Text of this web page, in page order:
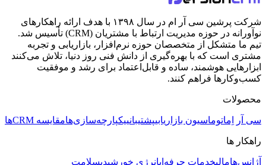
شرکت پرشین سی آر ام در سال ۱۳۹۸ با هدف ارائه راهکارهای
نوآورانه در حوزه مدیریت ارتباط با مشتریان (CRM) تأسیس شد.
تیم ما متشکل از متخصصان حوزه نرم‌افزار، بازاریابی و تجربه
مشتری است که با بهره‌گیری از دانش فنی روز دنیا، تلاش می‌کنند
ابزارهایی هوشمند، ساده و قابل‌اعتماد برای رشد و موفقیت
کسب‌وکارها فراهم کنند.
محصولات
سی آر اِماتوماسیون بازاریابیپشتیبانییکپارچه‌سازی‌هامقایسه CRMها
راهکار ها
آژانس‌هامالیخدمات حرفه‌ایانرژی خورشیدیسلامت